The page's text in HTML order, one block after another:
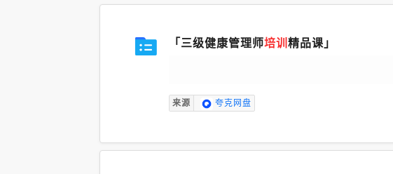
「三级健康管理师培训 精品课」
来源 夸克网盘